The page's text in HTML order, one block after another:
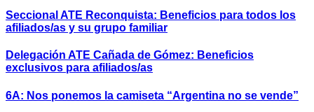
Seccional ATE Reconquista: Beneficios para todos los
afiliados/as y su grupo familiar
Delegación ATE Cañada de Gómez: Beneficios
exclusivos para afiliados/as
6A: Nos ponemos la camiseta “Argentina no se vende”